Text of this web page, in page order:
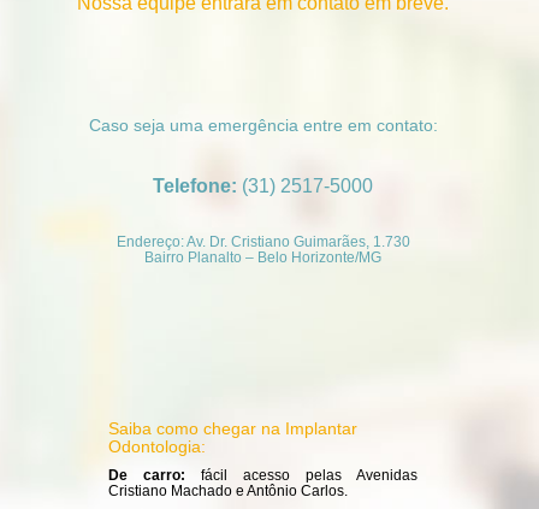
Caso seja uma emergência entre em contato:
Telefone: (31) 2517-5000
Endereço: Av. Dr. Cristiano Guimarães, 1.730
Bairro Planalto – Belo Horizonte/MG
Saiba como chegar na Implantar
Odontologia:
De carro: fácil acesso pelas Avenidas
Cristiano Machado e Antônio Carlos.